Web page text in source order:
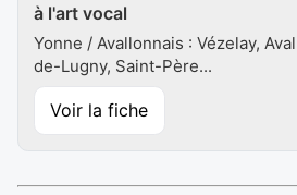
à l'art vocal
Yonne / Avallonnais : Vézelay,
de-Lugny, Saint-Père...
Voir la fiche